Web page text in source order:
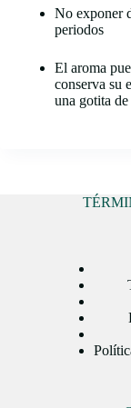
No exponer
periodos
El aroma
conserva su
una gotita de